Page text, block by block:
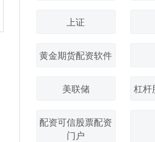
上证
黄金期货配资软件
美联储 杠杆
配资可信股票配资
门户